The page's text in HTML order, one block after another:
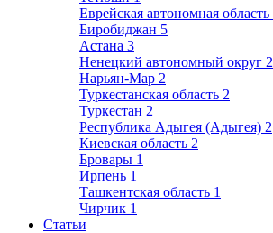
Еврейская автономная область
Биробиджан 5
Астана 3
Ненецкий автономный округ 2
Нарьян-Мар 2
Туркестанская область 2
Туркестан 2
Республика Адыгея (Адыгея) 2
Киевская область 2
Бровары 1
Ирпень 1
Ташкентская область 1
Чирчик 1
Статьи